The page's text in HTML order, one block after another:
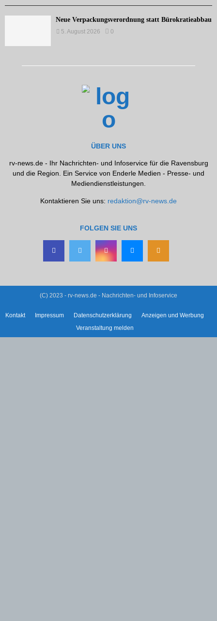
Neue Verpackungsverordnung statt Bürokratieabbau
5. August 2026 0
ÜBER UNS
rv-news.de - Ihr Nachrichten- und Infoservice für die Ravensburg
und die Region. Ein Service von Enderle Medien - Presse- und
Mediendienstleistungen.
Kontaktieren Sie uns: redaktion@rv-news.de
FOLGEN SIE UNS
(C) 2023 - rv-news.de - Nachrichten- und Infoservice
Kontakt Impressum Datenschutzerklärung
Anzeigen und Werbung
Veranstaltung melden